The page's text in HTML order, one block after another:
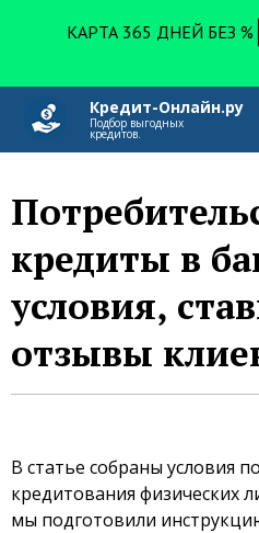
Кредит-Онлайн.ру
Подбор выгодных
кредитов.
кредиты в
условия,
отзывы
В статье собраны условия
кредитования физических
мы подготовили
КАРТА 365 ДНЕЙ БЕЗ %